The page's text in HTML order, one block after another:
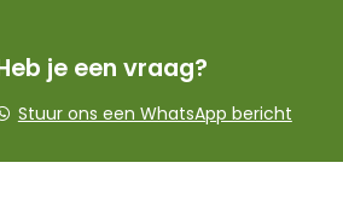
je een vraag?
Stuur ons een WhatsApp bericht